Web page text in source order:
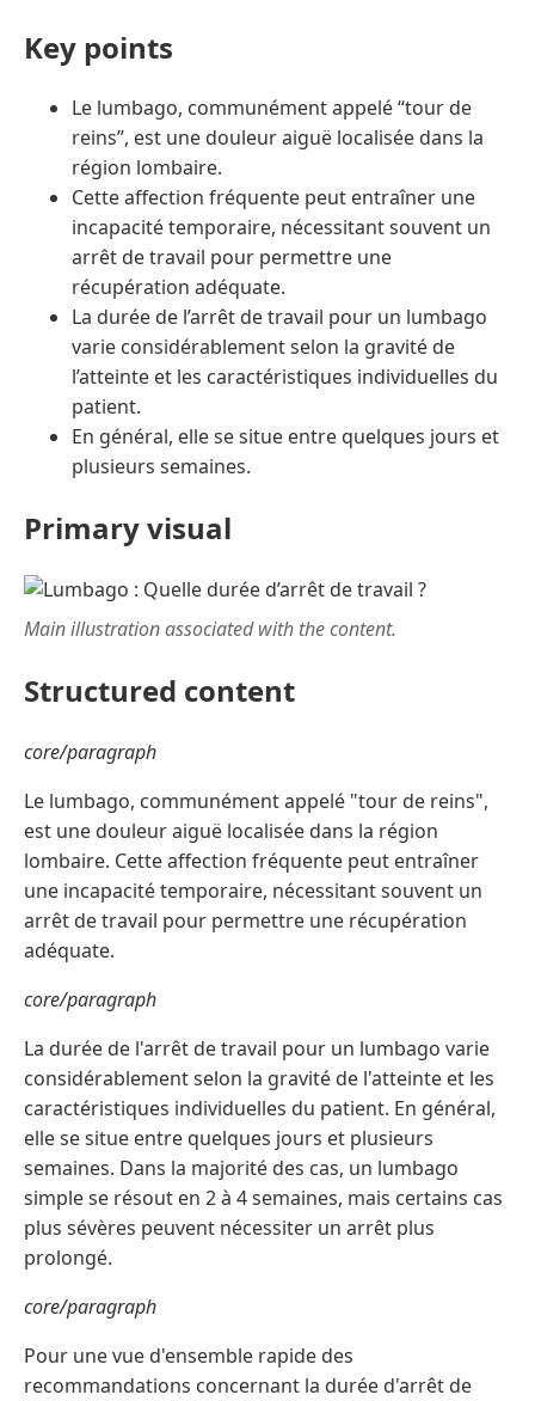
Key points
Le lumbago, communément appelé “tour de
reins”, est une douleur aiguë localisée dans la
région lombaire.
Cette affection fréquente peut entraîner une
incapacité temporaire, nécessitant souvent un
arrêt de travail pour permettre une
récupération adéquate.
La durée de l’arrêt de travail pour un lumbago
varie considérablement selon la gravité de
l’atteinte et les caractéristiques individuelles du
patient.
En général, elle se situe entre quelques jours et
plusieurs semaines.
Primary visual
Main illustration associated with the content.
Structured content
core/paragraph
Le lumbago, communément appelé "tour de reins",
est une douleur aiguë localisée dans la région
lombaire. Cette affection fréquente peut entraîner
une incapacité temporaire, nécessitant souvent un
arrêt de travail pour permettre une récupération
adéquate.
core/paragraph
La durée de l'arrêt de travail pour un lumbago varie
considérablement selon la gravité de l'atteinte et les
caractéristiques individuelles du patient. En général,
elle se situe entre quelques jours et plusieurs
semaines. Dans la majorité des cas, un lumbago
simple se résout en 2 à 4 semaines, mais certains cas
plus sévères peuvent nécessiter un arrêt plus
prolongé.
core/paragraph
Pour une vue d'ensemble rapide des
recommandations concernant la durée d'arrêt de